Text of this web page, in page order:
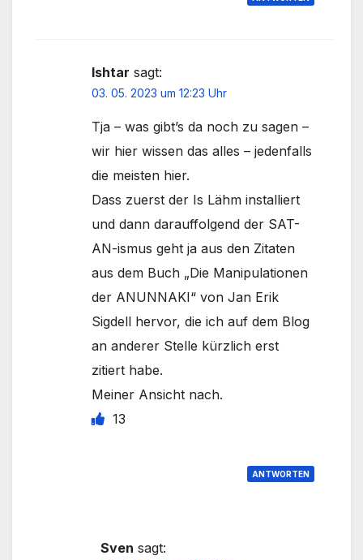
Ishtar sagt:
03. 05. 2023 um 12:23 Uhr
Tja – was gibt’s da noch zu sagen –
wir hier wissen das alles – jedenfalls
die meisten hier.
Dass zuerst der Is Lähm installiert
und dann darauffolgend der SAT-
AN-ismus geht ja aus den Zitaten
aus dem Buch „Die Manipulationen
der ANUNNAKI“ von Jan Erik
Sigdell hervor, die ich auf dem Blog
an anderer Stelle kürzlich erst
zitiert habe.
Meiner Ansicht nach.
13
ANTWORTEN
Sven sagt: